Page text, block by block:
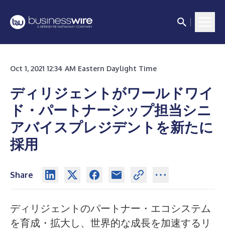
Oct 1, 2021 12:34 AM Eastern Daylight Time
ディリジェントがワールドワイ
ド・パートナーシップ担当シニ
アバイスプレジデントを新たに
採用
Share
ディリジェントのパートナー・エコシステム
を育成・拡大し、世界的な成長を加速するリ